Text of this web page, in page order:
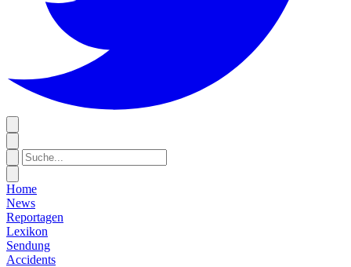
Home
News
Reportagen
Lexikon
Sendung
Accidents